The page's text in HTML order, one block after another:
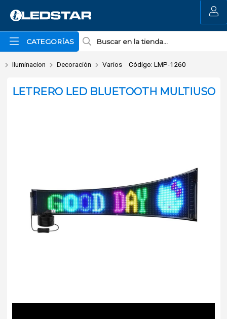
Enviar a email
CATEGORÍAS
MI COMPRA
Iluminacion Decoración Varios Código: LMP-1260
LETRERO LED BLUETOOTH MULTIUSO